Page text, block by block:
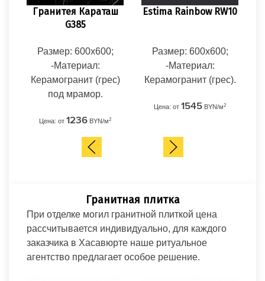
Estima Rainbow RW10
Размер: 600x600;
-Материал:
Керамогранит (грес).
Цена: от 1545BYN/м2
Гранитея Караташ
G385
Размер: 600x600;
-Материал:
Керамогранит (грес)
под мрамор.
Цена: от 1236BYN/м2
Гранитная плитка
При отделке могил гранитной плиткой цена
рассчитывается индивидуально, для каждого
заказчика в Хасавюрте наше ритуальное
агентство предлагает особое решение.